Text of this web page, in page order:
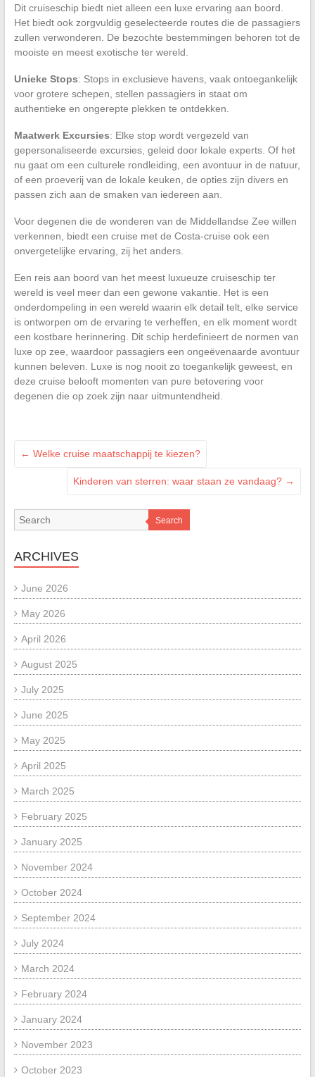
Dit cruiseschip biedt niet alleen een luxe ervaring aan boord.
Het biedt ook zorgvuldig geselecteerde routes die de passagiers
zullen verwonderen. De bezochte bestemmingen behoren tot de
mooiste en meest exotische ter wereld.
Unieke Stops: Stops in exclusieve havens, vaak ontoegankelijk
voor grotere schepen, stellen passagiers in staat om
authentieke en ongerepte plekken te ontdekken.
Maatwerk Excursies: Elke stop wordt vergezeld van
gepersonaliseerde excursies, geleid door lokale experts. Of het
nu gaat om een culturele rondleiding, een avontuur in de natuur,
of een proeverij van de lokale keuken, de opties zijn divers en
passen zich aan de smaken van iedereen aan.
Voor degenen die de wonderen van de Middellandse Zee willen
verkennen, biedt een cruise met de Costa-cruise ook een
onvergetelijke ervaring, zij het anders.
Een reis aan boord van het meest luxueuze cruiseschip ter
wereld is veel meer dan een gewone vakantie. Het is een
onderdompeling in een wereld waarin elk detail telt, elke service
is ontworpen om de ervaring te verheffen, en elk moment wordt
een kostbare herinnering. Dit schip herdefinieert de normen van
luxe op zee, waardoor passagiers een ongeëvenaarde avontuur
kunnen beleven. Luxe is nog nooit zo toegankelijk geweest, en
deze cruise belooft momenten van pure betovering voor
degenen die op zoek zijn naar uitmuntendheid.
← Welke cruise maatschappij te kiezen?
Kinderen van sterren: waar staan ze vandaag? →
Search
ARCHIVES
June 2026
May 2026
April 2026
August 2025
July 2025
June 2025
May 2025
April 2025
March 2025
February 2025
January 2025
November 2024
October 2024
September 2024
July 2024
March 2024
February 2024
January 2024
November 2023
October 2023